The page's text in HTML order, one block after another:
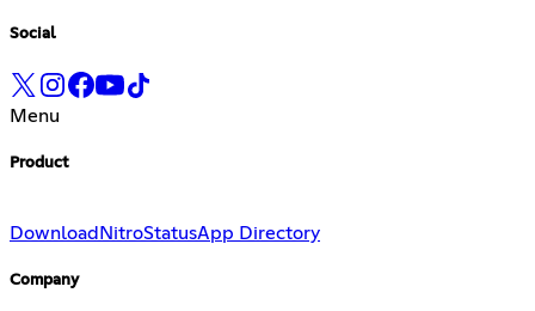
Social
Menu
Product
Download NitroStatusApp Directory
Company